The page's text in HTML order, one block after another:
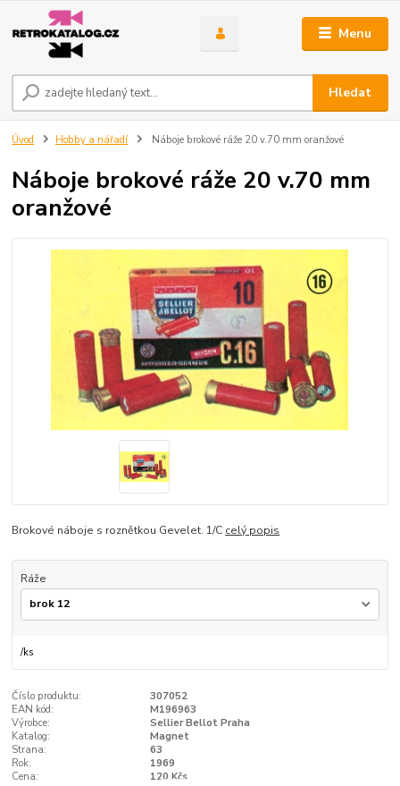
Menu
Hledat
Úvod Hobby a nářadí Náboje brokové ráže 20 v.70 mm oranžové
Náboje brokové ráže 20 v.70 mm
oranžové
Brokové náboje s roznětkou Gevelet. 1/C celý popis
Ráže
/ks
Číslo produktu:
307052
EAN kód:
M196963
Výrobce:
Sellier Bellot Praha
Katalog:
Magnet
Strana:
63
Rok:
1969
Cena:
120 Kčs